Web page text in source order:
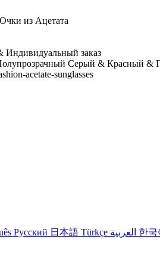
из Ацетата
заказ
Серый & Красный &
acetate-sunglasses
Русский 日本語 Türkçe 한국